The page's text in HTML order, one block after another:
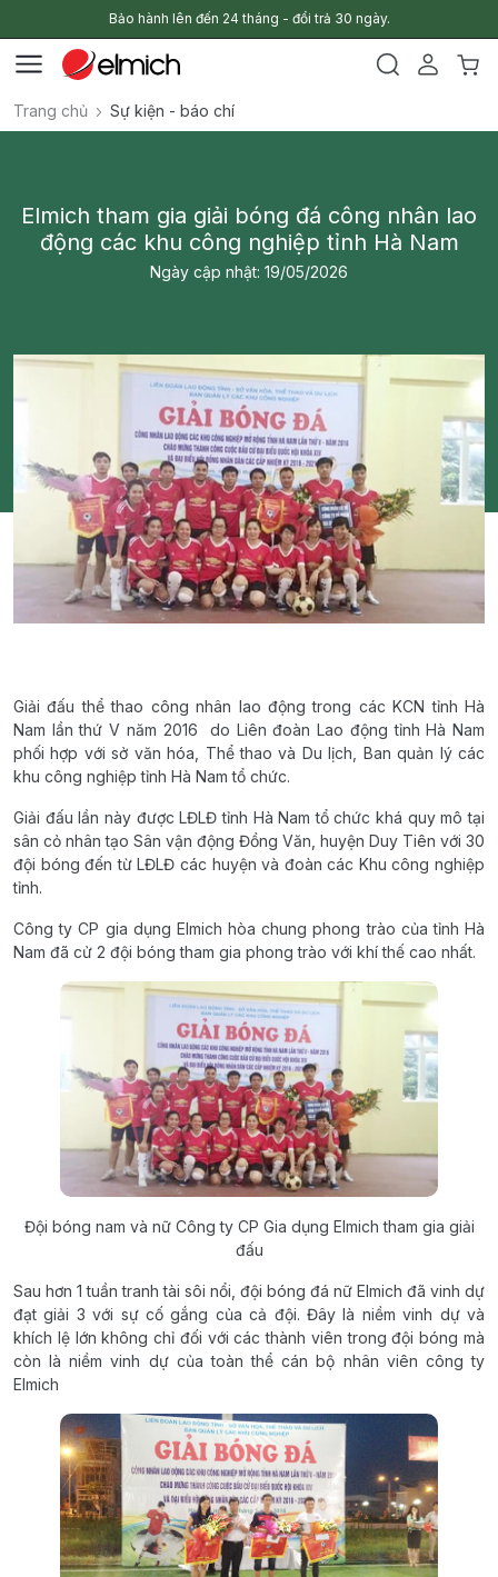
Bảo hành lên đến 24 tháng - đổi trả 30 ngày.
Trang chủ Sự kiện - báo chí
Elmich tham gia giải bóng đá công nhân lao
động các khu công nghiệp tỉnh Hà Nam
Ngày cập nhật: 19/05/2026
Giải đấu thể thao công nhân lao động trong các KCN tỉnh Hà
Nam lần thứ V năm 2016 do Liên đoàn Lao động tỉnh Hà Nam
phối hợp với sở văn hóa, Thể thao và Du lịch, Ban quản lý các
khu công nghiệp tỉnh Hà Nam tổ chức.
Giải đấu lần này được LĐLĐ tỉnh Hà Nam tổ chức khá quy mô tại
sân cỏ nhân tạo Sân vận động Đồng Văn, huyện Duy Tiên với 30
đội bóng đến từ LĐLĐ các huyện và đoàn các Khu công nghiệp
tỉnh.
Công ty CP gia dụng Elmich hòa chung phong trào của tỉnh Hà
Nam đã cử 2 đội bóng tham gia phong trào với khí thế cao nhất.
Đội bóng nam và nữ Công ty CP Gia dụng Elmich tham gia giải
đấu
Sau hơn 1 tuần tranh tài sôi nổi, đội bóng đá nữ Elmich đã vinh dự
đạt giải 3 với sự cố gắng của cả đội. Đây là niềm vinh dự và
khích lệ lớn không chỉ đối với các thành viên trong đội bóng mà
còn là niềm vinh dự của toàn thể cán bộ nhân viên công ty
Elmich